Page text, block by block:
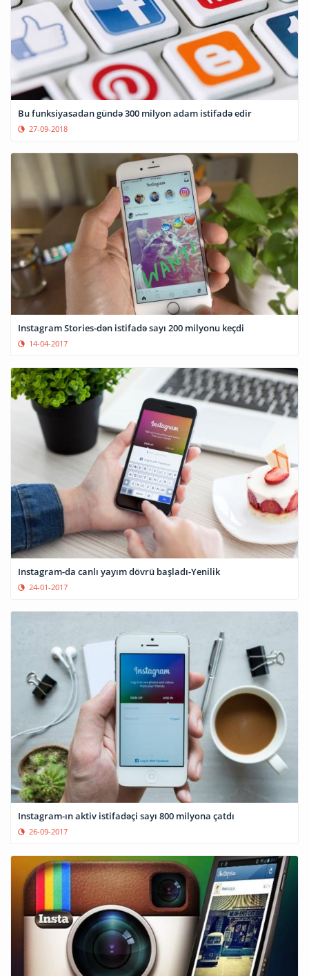
Bu funksiyasadan gündə 300 milyon adam istifadə edir
27-09-2018
Instagram Stories-dən istifadə sayı 200 milyonu keçdi
14-04-2017
Instagram-da canlı yayım dövrü başladı-Yenilik
24-01-2017
Instagram-ın aktiv istifadəçi sayı 800 milyona çatdı
26-09-2017